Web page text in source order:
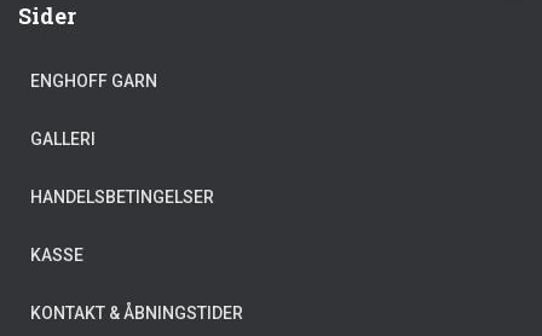
Sider
ENGHOFF GARN
GALLERI
HANDELSBETINGELSER
KASSE
KONTAKT & ÅBNINGSTIDER